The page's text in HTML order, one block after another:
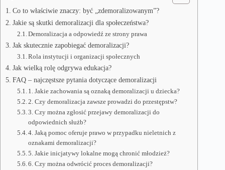
Co to właściwie znaczy: być „zdemoralizowanym”?
Jakie są skutki demoralizacji dla społeczeństwa?
Demoralizacja a odpowiedź ze strony prawa
Jak skutecznie zapobiegać demoralizacji?
Rola instytucji i organizacji społecznych
Jak wielką rolę odgrywa edukacja?
FAQ – najczęstsze pytania dotyczące demoralizacji
1. Jakie zachowania są oznaką demoralizacji u dziecka?
2. Czy demoralizacja zawsze prowadzi do przestępstw?
3. Czy można zgłosić przejawy demoralizacji do
odpowiednich służb?
4. Jaką pomoc oferuje prawo w przypadku nieletnich z
oznakami demoralizacji?
5. Jakie inicjatywy lokalne mogą chronić młodzież?
6. Czy można odwrócić proces demoralizacji?